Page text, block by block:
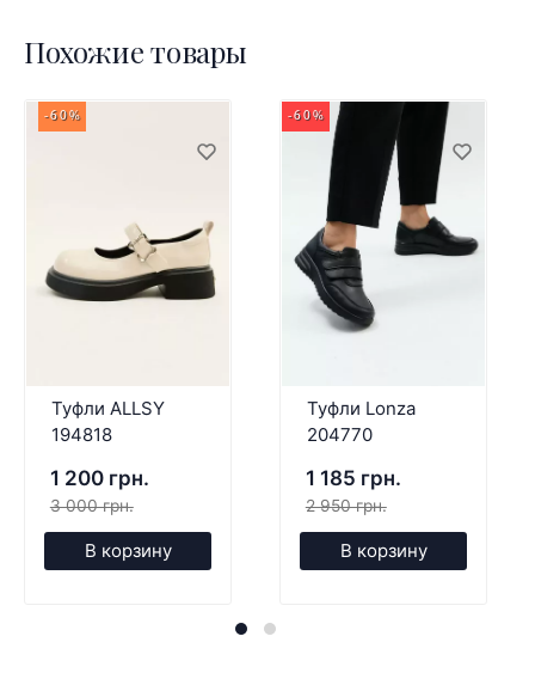
Похожие товары
-60%
Туфли ALLSY
194818
1 200 грн.
3 000 грн.
В корзину
-60%
Туфли Lonza
204770
1 185 грн.
2 950 грн.
В корзину